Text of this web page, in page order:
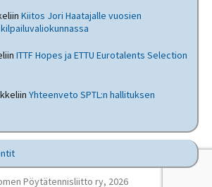
Kiitos Jori Haatajalle vuosien
ITTF Hopes ja ETTU Eurotalents Selection
Yhteenveto SPTL:n hallituksen
Pöytätennisliitto ry, 2026